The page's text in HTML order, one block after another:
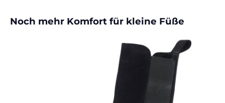
Produktgalerie überspringen
Noch mehr Komfort für kleine Füße